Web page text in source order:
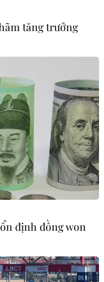
Thái
thức
vs
thưởng
tăng trưởng
định đồng won